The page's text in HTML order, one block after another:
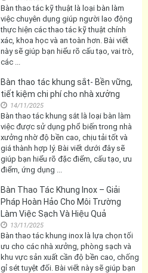
Bàn thao tác kỹ thuật là loại bàn làm
việc chuyên dụng giúp người lao động
thực hiện các thao tác kỹ thuật chính
xác, khoa học và an toàn hơn. Bài viết
này sẽ giúp bạn hiểu rõ cấu tạo, vai trò,
các ...
Bàn thao tác khung sắt- Bền vững,
tiết kiệm chi phí cho nhà xưởng
14/11/2025
Bàn thao tác khung sắt là loại bàn làm
việc được sử dụng phổ biến trong nhà
xưởng nhờ độ bền cao, chịu tải tốt và
giá thành hợp lý. Bài viết dưới đây sẽ
giúp bạn hiểu rõ đặc điểm, cấu tạo, ưu
điểm, ứng dụng ...
Bàn Thao Tác Khung Inox – Giải
Pháp Hoàn Hảo Cho Môi Trường
Làm Việc Sạch Và Hiệu Quả
13/11/2025
Bàn thao tác khung inox là lựa chọn tối
ưu cho các nhà xưởng, phòng sạch và
khu vực sản xuất cần độ bền cao, chống
gỉ sét tuyệt đối. Bài viết này sẽ giúp bạn